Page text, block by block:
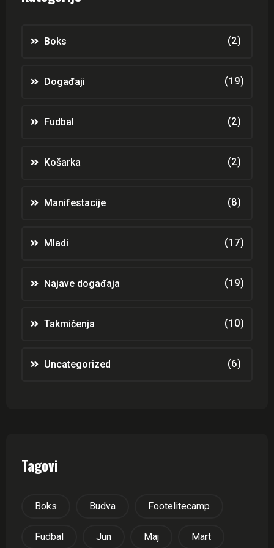
Boks (2)
Događaji (19)
Fudbal (2)
Košarka (2)
Manifestacije (8)
Mladi (17)
Najave događaja (19)
Takmičenja (10)
Uncategorized (6)
Tagovi
Boks Budva Footelitecamp
Fudbal Jun Maj Mart